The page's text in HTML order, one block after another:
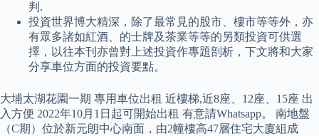
判.
投資世界博大精深，除了最常見的股市、樓市等等外，亦
有眾多諸如紅酒、的士牌及茶業等等的另類投資可供選
擇，以往本刊亦曾對上述投資作專題剖析，下文將和大家
分享車位方面的投資要點。
大埔太湖花園一期 專用車位出租 近樓梯,近8座、12座、15座 出
入方便 2022年10月1日起可開始出租 有意請Whatsapp。 南地盤
（C期）位於新元朗中心南面，由2幢樓高47層住宅大廈組成